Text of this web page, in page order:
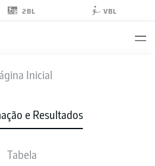
2BL VBL
Inicial
e Resultados
Tabela
SCF
0